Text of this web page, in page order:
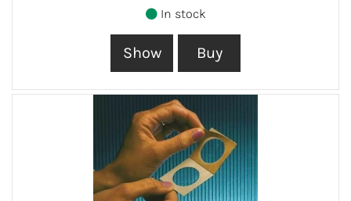
In stock